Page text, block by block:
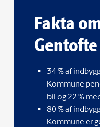
Fakta
34 % af
Kommune
bil og 22 %
80 % af
Kommune er